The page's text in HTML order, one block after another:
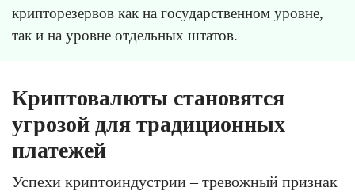
крипторезервов как на государственном уровне,
так и на уровне отдельных штатов.
Криптовалюты становятся
угрозой для традиционных
платежей
Успехи криптоиндустрии – тревожный признак